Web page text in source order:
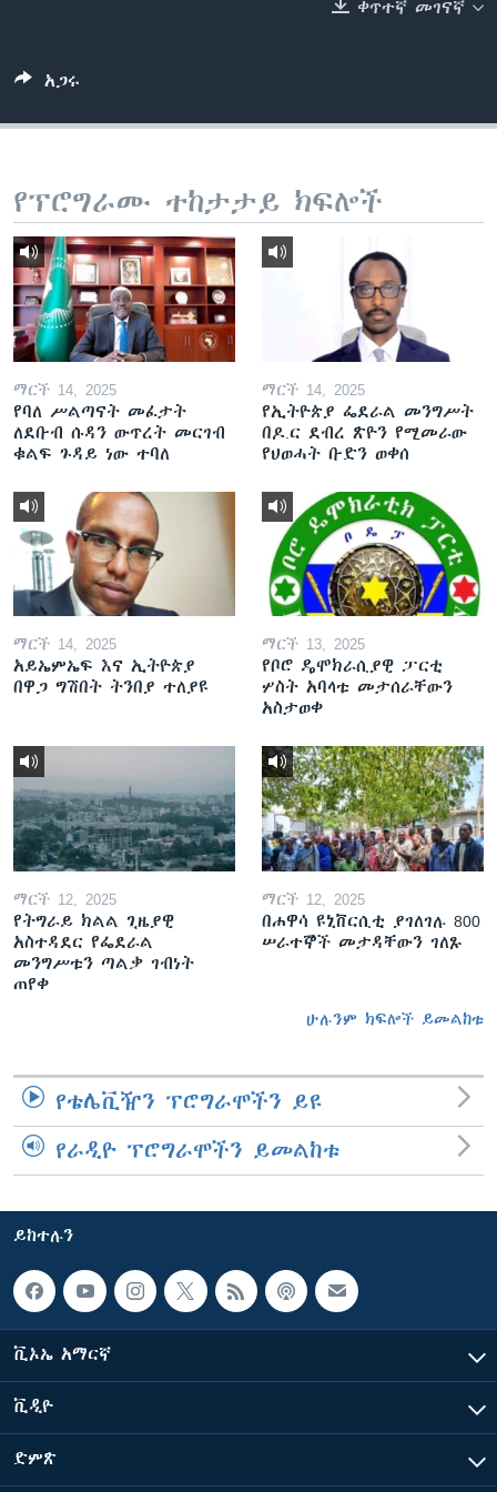
ቋንቋዎች
ቀጥተኛ መገናኛ
አጋሩ
የፕሮግራሙ ተከታታይ ክፍሎች
ማርች 14, 2025
የባለ ሥልጣናት መፈታት
ለደቡብ ሱዳን ውጥረት መርገብ
ቁልፍ ጉዳይ ነው ተባለ
ማርች 14, 2025
የኢትዮጵያ ፌደራል መንግሥት
በዶ.ር ደብረ ጽዮን የሚመራው
የህወሓት ቡድን ወቀሰ
ማርች 14, 2025
አይኤምኤፍ እና ኢትዮጵያ
በዋጋ ግሽበት ትንበያ ተለያዩ
ማርች 13, 2025
የቦሮ ዴሞክራሲያዊ ፓርቲ
ሦስት አባላቱ መታሰራቸውን
አስታወቀ
ማርች 12, 2025
የትግራይ ክልል ጊዜያዊ
አስተዳደር የፌደራል
መንግሥቱን ጣልቃ ገብነት
ጠየቀ
ማርች 12, 2025
በሐዋሳ ዩኒቨርሲቲ ያገለገሉ 800
ሠራተኞች መታዳቸውን ገለጹ
ሁሉንም ክፍሎች ይመልከቱ
የቴሌቪዥን ፕሮግራሞችን ይዩ
የራዲዮ ፕሮግራሞችን ይመልከቱ
ይከተሉን
ቪኦኤ አማርኛ
ቪዲዮ
ድምጽ